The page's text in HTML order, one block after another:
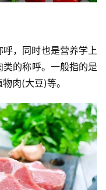
，同时也是营养学上
的称呼。一般指的是
肉(大豆)等。